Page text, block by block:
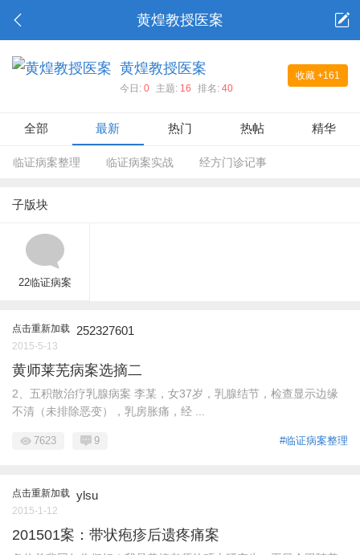
黄煌教授医案
收藏 +161
黄煌教授医案
今日: 0 主题: 16 排名: 40
全部 最新 热门 热帖 精华
临证病案整理 临证病案实战 经方门诊记事
子版块
22临证病案
点击重新加载 252327601
2015-5-13
黄师莱芜病案选摘二
2、五积散治疗乳腺病案 李某，女37岁，乳腺结节，检查显示边缘
不清（未排除恶变），乳房胀痛，经 ...
#临证病案整理
7623 9
点击重新加载 ylsu
2015-1-12
201501案：带状疱疹后遗疼痛案